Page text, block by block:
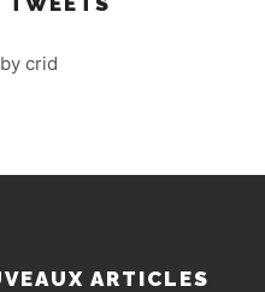
crid
ARTICLES